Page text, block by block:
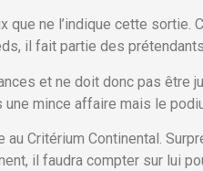
ne l’indique cette sortie.
il fait partie des
et ne doit donc pas être
mince affaire mais le
Critérium Continental.
il faudra compter sur lui